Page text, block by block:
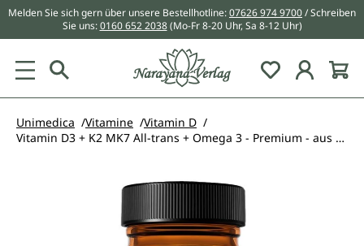
springen
Melden Sie sich gern über unsere Bestellhotline:07626 974 9700/ Schreiben
Sie uns:0160 652 2038 (Mo-Fr 8-20 Uhr, Sa 8-12 Uhr)
Du hast 0
Unimedica Vitamine
Vitamin D
Vitamin D3 + K2 MK7 All-trans + Omega 3 - Premium - aus nachhaltigem Fischfang - 90 Softgelkapseln - von Unimedica
Bildergalerie überspringen